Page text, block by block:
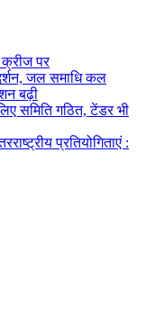
क्रीज पर
जल समाधि कल
बढ़ी
समिति गठित, टेंडर भी
प्रतियोगिताएं :